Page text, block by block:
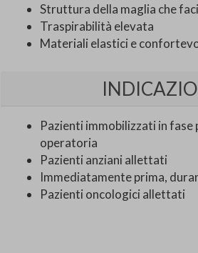
Struttura della maglia che
Traspirabilità elevata
Materiali elastici e
Pazienti immobilizzati in fase
operatoria
Pazienti anziani allettati
Immediatamente prima,
Pazienti oncologici allettati